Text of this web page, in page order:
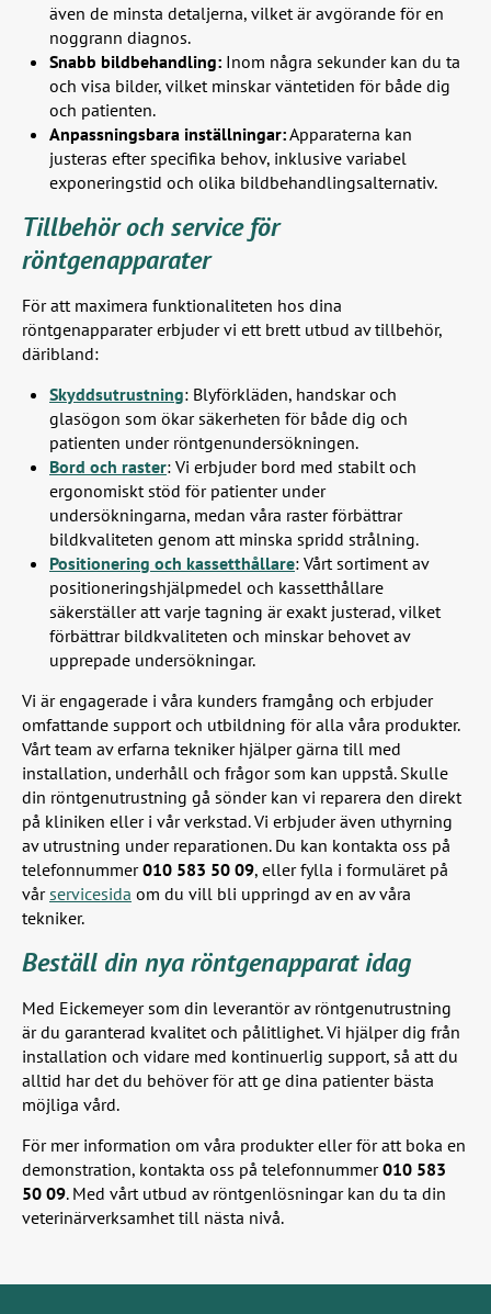
även de minsta detaljerna, vilket är avgörande för en
noggrann diagnos.
Snabb bildbehandling: Inom några sekunder kan du ta
och visa bilder, vilket minskar väntetiden för både dig
och patienten.
Anpassningsbara inställningar:Apparaterna kan
justeras efter specifika behov, inklusive variabel
exponeringstid och olika bildbehandlingsalternativ.
Tillbehör och service för
röntgenapparater
För att maximera funktionaliteten hos dina
röntgenapparater erbjuder vi ett brett utbud av tillbehör,
däribland:
Skyddsutrustning: Blyförkläden, handskar och
glasögon som ökar säkerheten för både dig och
patienten under röntgenundersökningen.
Bord och raster: Vi erbjuder bord med stabilt och
ergonomiskt stöd för patienter under
undersökningarna, medan våra raster förbättrar
bildkvaliteten genom att minska spridd strålning.
Positionering och kassetthållare: Vårt sortiment av
positioneringshjälpmedel och kassetthållare
säkerställer att varje tagning är exakt justerad, vilket
förbättrar bildkvaliteten och minskar behovet av
upprepade undersökningar.
Vi är engagerade i våra kunders framgång och erbjuder
omfattande support och utbildning för alla våra produkter.
Vårt team av erfarna tekniker hjälper gärna till med
installation, underhåll och frågor som kan uppstå. Skulle
din röntgenutrustning gå sönder kan vi reparera den direkt
på kliniken eller i vår verkstad. Vi erbjuder även uthyrning
av utrustning under reparationen. Du kan kontakta oss på
telefonnummer010 583 50 09, eller fylla i formuläret på
vårservicesida om du vill bli uppringd av en av våra
tekniker.
Beställ din nya röntgenapparat idag
Med Eickemeyer som din leverantör av röntgenutrustning
är du garanterad kvalitet och pålitlighet. Vi hjälper dig från
installation och vidare med kontinuerlig support, så att du
alltid har det du behöver för att ge dina patienter bästa
möjliga vård.
För mer information om våra produkter eller för att boka en
demonstration, kontakta oss på telefonnummer010 583
50 09. Med vårt utbud av röntgenlösningar kan du ta din
veterinärverksamhet till nästa nivå.